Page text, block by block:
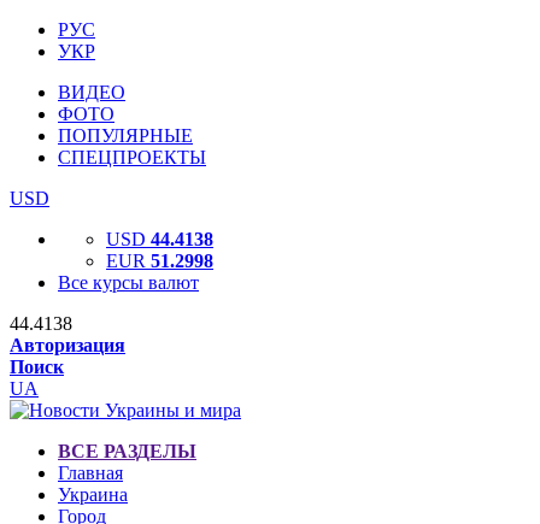
РУС
УКР
ВИДЕО
ФОТО
ПОПУЛЯРНЫЕ
СПЕЦПРОЕКТЫ
USD
USD 44.4138
EUR 51.2998
Все курсы валют
44.4138
Авторизация
Поиск
UA
ВСЕ РАЗДЕЛЫ
Главная
Украина
Город